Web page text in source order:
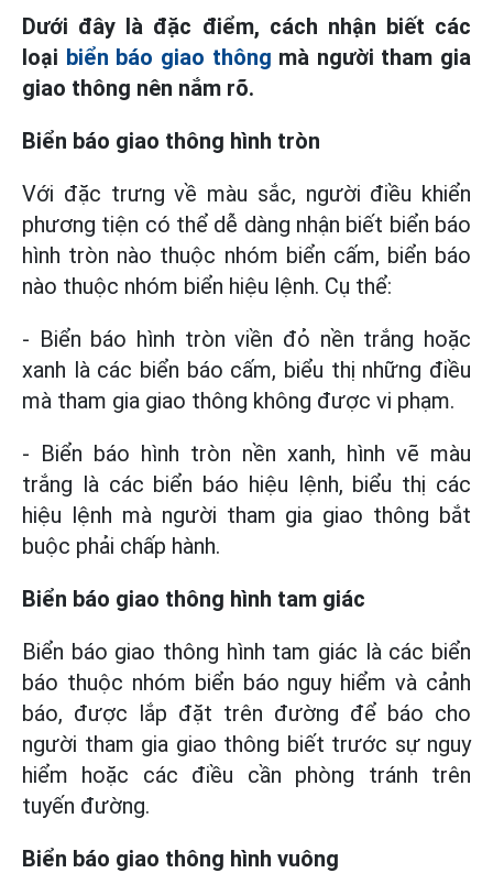
Dưới đây là đặc điểm, cách nhận biết các
loại biển báo giao thông mà người tham gia
giao thông nên nắm rõ.
Biển báo giao thông hình tròn
Với đặc trưng về màu sắc, người điều khiển
phương tiện có thể dễ dàng nhận biết biển báo
hình tròn nào thuộc nhóm biển cấm, biển báo
nào thuộc nhóm biển hiệu lệnh. Cụ thể:
- Biển báo hình tròn viền đỏ nền trắng hoặc
xanh là các biển báo cấm, biểu thị những điều
mà tham gia giao thông không được vi phạm.
- Biển báo hình tròn nền xanh, hình vẽ màu
trắng là các biển báo hiệu lệnh, biểu thị các
hiệu lệnh mà người tham gia giao thông bắt
buộc phải chấp hành.
Biển báo giao thông hình tam giác
Biển báo giao thông hình tam giác là các biển
báo thuộc nhóm biển báo nguy hiểm và cảnh
báo, được lắp đặt trên đường để báo cho
người tham gia giao thông biết trước sự nguy
hiểm hoặc các điều cần phòng tránh trên
tuyến đường.
Biển báo giao thông hình vuông